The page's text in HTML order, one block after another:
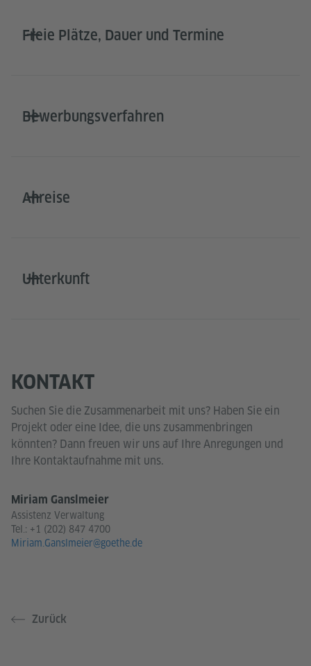
Freie Plätze, Dauer und Termine
Bewerbungsverfahren
Anreise
Unterkunft
KONTAKT
Suchen Sie die Zusammenarbeit mit uns? Haben Sie ein
Projekt oder eine Idee, die uns zusammenbringen
könnten? Dann freuen wir uns auf Ihre Anregungen und
Ihre Kontaktaufnahme mit uns.
Miriam Ganslmeier
Assistenz Verwaltung
Tel.: +1 (202) 847 4700
Miriam.Ganslmeier@goethe.de
Zurück